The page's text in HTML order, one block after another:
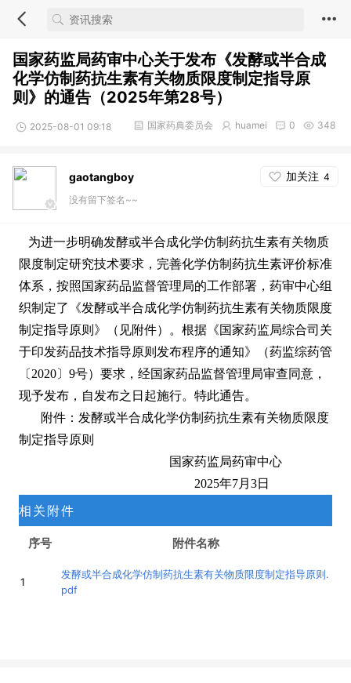
国家药监局药审中心关于发布《发酵或半合成
化学仿制药抗生素有关物质限度制定指导原
则》的通告（2025年第28号）
2025-08-01 09:18 348
0
huamei
国家药典委员会
gaotangboy 加关注 4
没有留下签名~~
为进一步明确发酵或半合成化学仿制药抗生素有关物质
限度制定研究技术要求，完善化学仿制药抗生素评价标准
体系，按照国家药品监督管理局的工作部署，药审中心组
织制定了《发酵或半合成化学仿制药抗生素有关物质限度
制定指导原则》（见附件）。根据《国家药监局综合司关
于印发药品技术指导原则发布程序的通知》（药监综药管
〔2020〕9号）要求，经国家药品监督管理局审查同意，
现予发布，自发布之日起施行。特此通告。
附件：发酵或半合成化学仿制药抗生素有关物质限度
制定指导原则
国家药监局药审中心
2025年7月3日
相关附件
序号 附件名称
1
发酵或半合成化学仿制药抗生素有关物质限度制定指导原则.
pdf